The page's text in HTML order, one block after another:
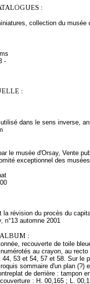
:
collection du musée
-
:
dans le sens inverse,
le musée d'Orsay, Vente
exceptionnel des
la révision du procès du
n°13 automne 2001
:
recouverte de toile
au crayon, au
44, 53 et 54, 57 et 58. Sur le
sommaire d'un plan (?)
de derrière : tampon
: H. 00,165 ; L.